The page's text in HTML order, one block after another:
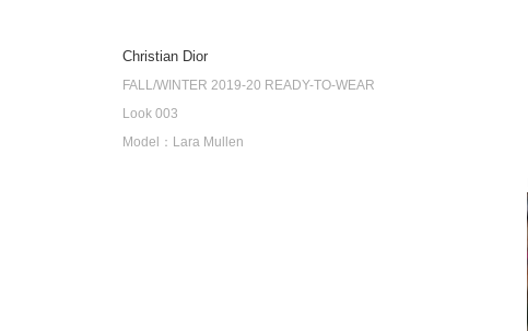
Christian Dior
FALL/WINTER 2019-20 READY-TO-WEAR
Look 003
Model：Lara Mullen